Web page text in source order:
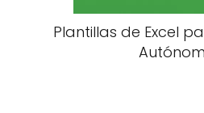
Plantillas de Excel